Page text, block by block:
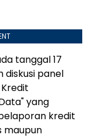
tanggal 17
diskusi panel
yang
kredit
maupun